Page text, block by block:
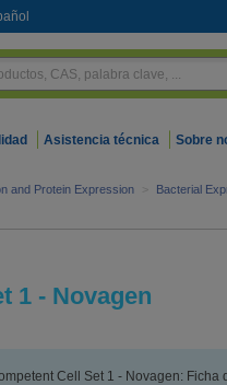
Asistencia técnica Sobre
and Protein Expression > Bacterial
1 - Novagen
Cell Set 1 - Novagen: Ficha